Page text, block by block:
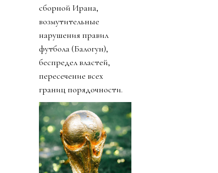
сборной Ирана,
возмутительные
нарушения правил
футбола (Балогун),
беспредел властей,
пересечение всех
границ порядочности.